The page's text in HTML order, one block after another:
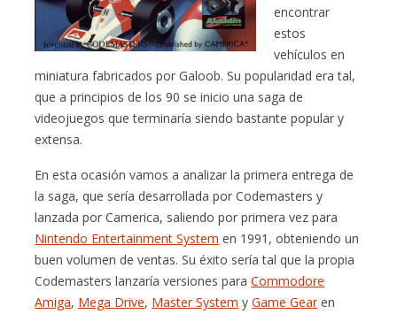
encontrar
estos
vehículos en
miniatura fabricados por Galoob. Su popularidad era tal,
que a principios de los 90 se inicio una saga de
videojuegos que terminaría siendo bastante popular y
extensa.
En esta ocasión vamos a analizar la primera entrega de
la saga, que sería desarrollada por Codemasters y
lanzada por Camerica, saliendo por primera vez para
Nintendo Entertainment System en 1991, obteniendo un
buen volumen de ventas. Su éxito sería tal que la propia
Codemasters lanzaría versiones paraCommodore
Amiga, Mega Drive, Master System yGame Gearen